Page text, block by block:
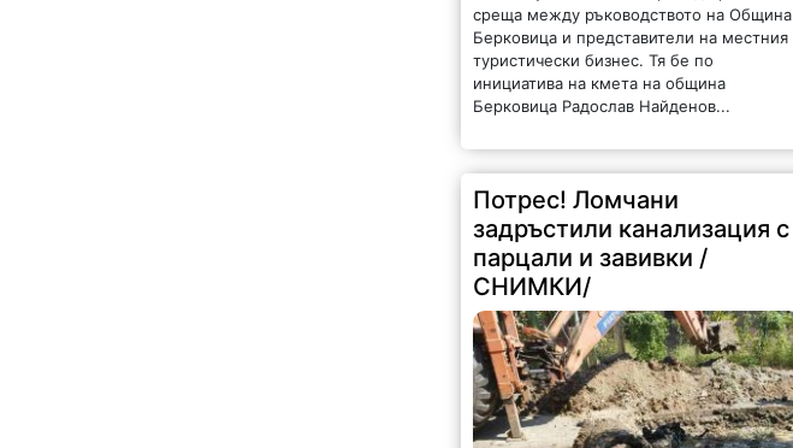
среща между ръководството на Община
Берковица и представители на местния
туристически бизнес. Тя бе по
инициатива на кмета на община
Берковица Радослав Найденов...
Потрес! Ломчани
задръстили канализация с
парцали и завивки /
СНИМКИ/